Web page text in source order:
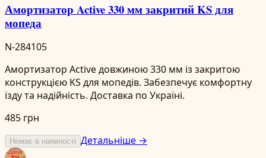
Амортизатор Active 330 мм закритий KS для
мопеда
N-284105
Амортизатор Active довжиною 330 мм із закритою
конструкцією KS для мопедів. Забезпечує комфортну
їзду та надійність. Доставка по Україні.
485 грн
Немає в наявності Детальніше →